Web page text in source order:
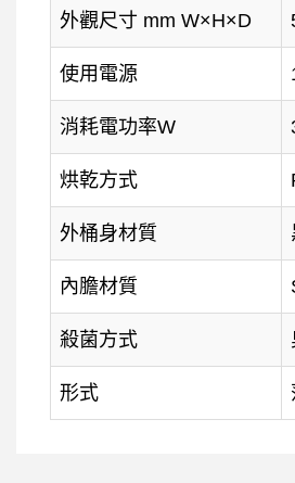
外觀尺寸 mm W×H×D
使用電源
消耗電功率W
烘乾方式
外桶身材質
內膽材質
殺菌方式
形式